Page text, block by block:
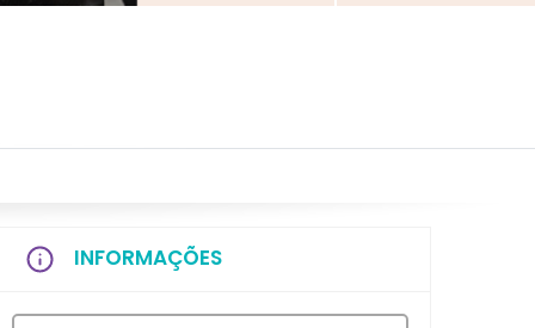
INFORMAÇÕES